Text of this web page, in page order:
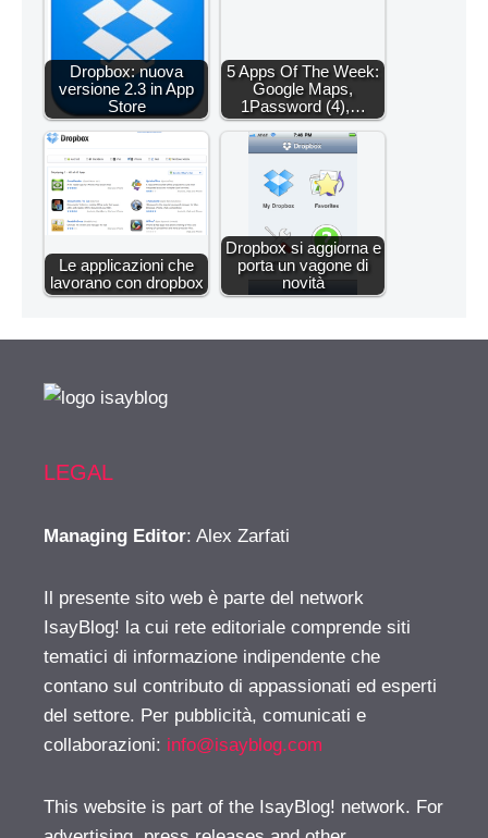
Dropbox: nuova
versione 2.3 in App
Store
5 Apps Of The Week:
Google Maps,
1Password (4),…
Le applicazioni che
lavorano con dropbox
Dropbox si aggiorna e
porta un vagone di
novità
LEGAL
Managing Editor: Alex Zarfati
Il presente sito web è parte del network
IsayBlog! la cui rete editoriale comprende siti
tematici di informazione indipendente che
contano sul contributo di appassionati ed esperti
del settore. Per pubblicità, comunicati e
collaborazioni: info@isayblog.com
This website is part of the IsayBlog! network. For